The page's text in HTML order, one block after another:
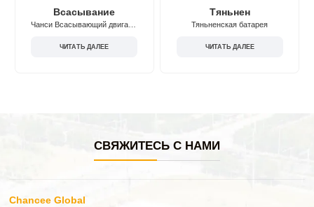
Всасывание
Чанси Всасывающий двигатель
ЧИТАТЬ ДАЛЕЕ
Тяньнен
Тяньненская батарея
ЧИТАТЬ ДАЛЕЕ
СВЯЖИТЕСЬ С НАМИ
Chancee Global